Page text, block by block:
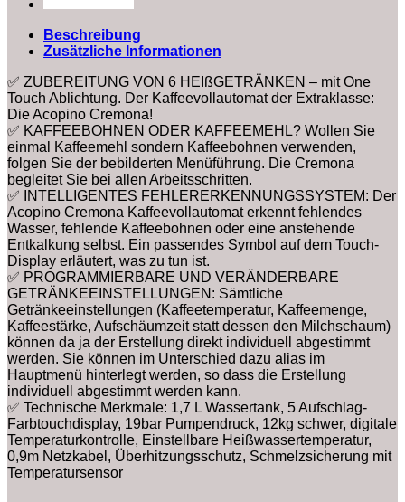
Beschreibung
Zusätzliche Informationen
✅ ZUBEREITUNG VON 6 HEIßGETRÄNKEN – mit One
Touch Ablichtung. Der Kaffeevollautomat der Extraklasse:
Die Acopino Cremona!
✅ KAFFEEBOHNEN ODER KAFFEEMEHL? Wollen Sie
einmal Kaffeemehl sondern Kaffeebohnen verwenden,
folgen Sie der bebilderten Menüführung. Die Cremona
begleitet Sie bei allen Arbeitsschritten.
✅ INTELLIGENTES FEHLERERKENNUNGSSYSTEM: Der
Acopino Cremona Kaffeevollautomat erkennt fehlendes
Wasser, fehlende Kaffeebohnen oder eine anstehende
Entkalkung selbst. Ein passendes Symbol auf dem Touch-
Display erläutert, was zu tun ist.
✅ PROGRAMMIERBARE UND VERÄNDERBARE
GETRÄNKEEINSTELLUNGEN: Sämtliche
Getränkeeinstellungen (Kaffeetemperatur, Kaffeemenge,
Kaffeestärke, Aufschäumzeit statt dessen den Milchschaum)
können da ja der Erstellung direkt individuell abgestimmt
werden. Sie können im Unterschied dazu alias im
Hauptmenü hinterlegt werden, so dass die Erstellung
individuell abgestimmt werden kann.
✅ Technische Merkmale: 1,7 L Wassertank, 5 Aufschlag-
Farbtouchdisplay, 19bar Pumpendruck, 12kg schwer, digitale
Temperaturkontrolle, Einstellbare Heißwassertemperatur,
0,9m Netzkabel, Überhitzungsschutz, Schmelzsicherung mit
Temperatursensor